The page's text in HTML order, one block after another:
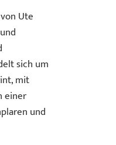
Ute
sich um
mit
einer
und